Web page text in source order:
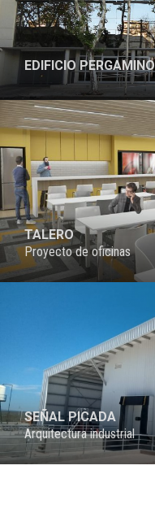
EDIFICIO PERGAMINO
TALERO
Proyecto de oficinas
SEÑAL PICADA
Arquitectura industrial